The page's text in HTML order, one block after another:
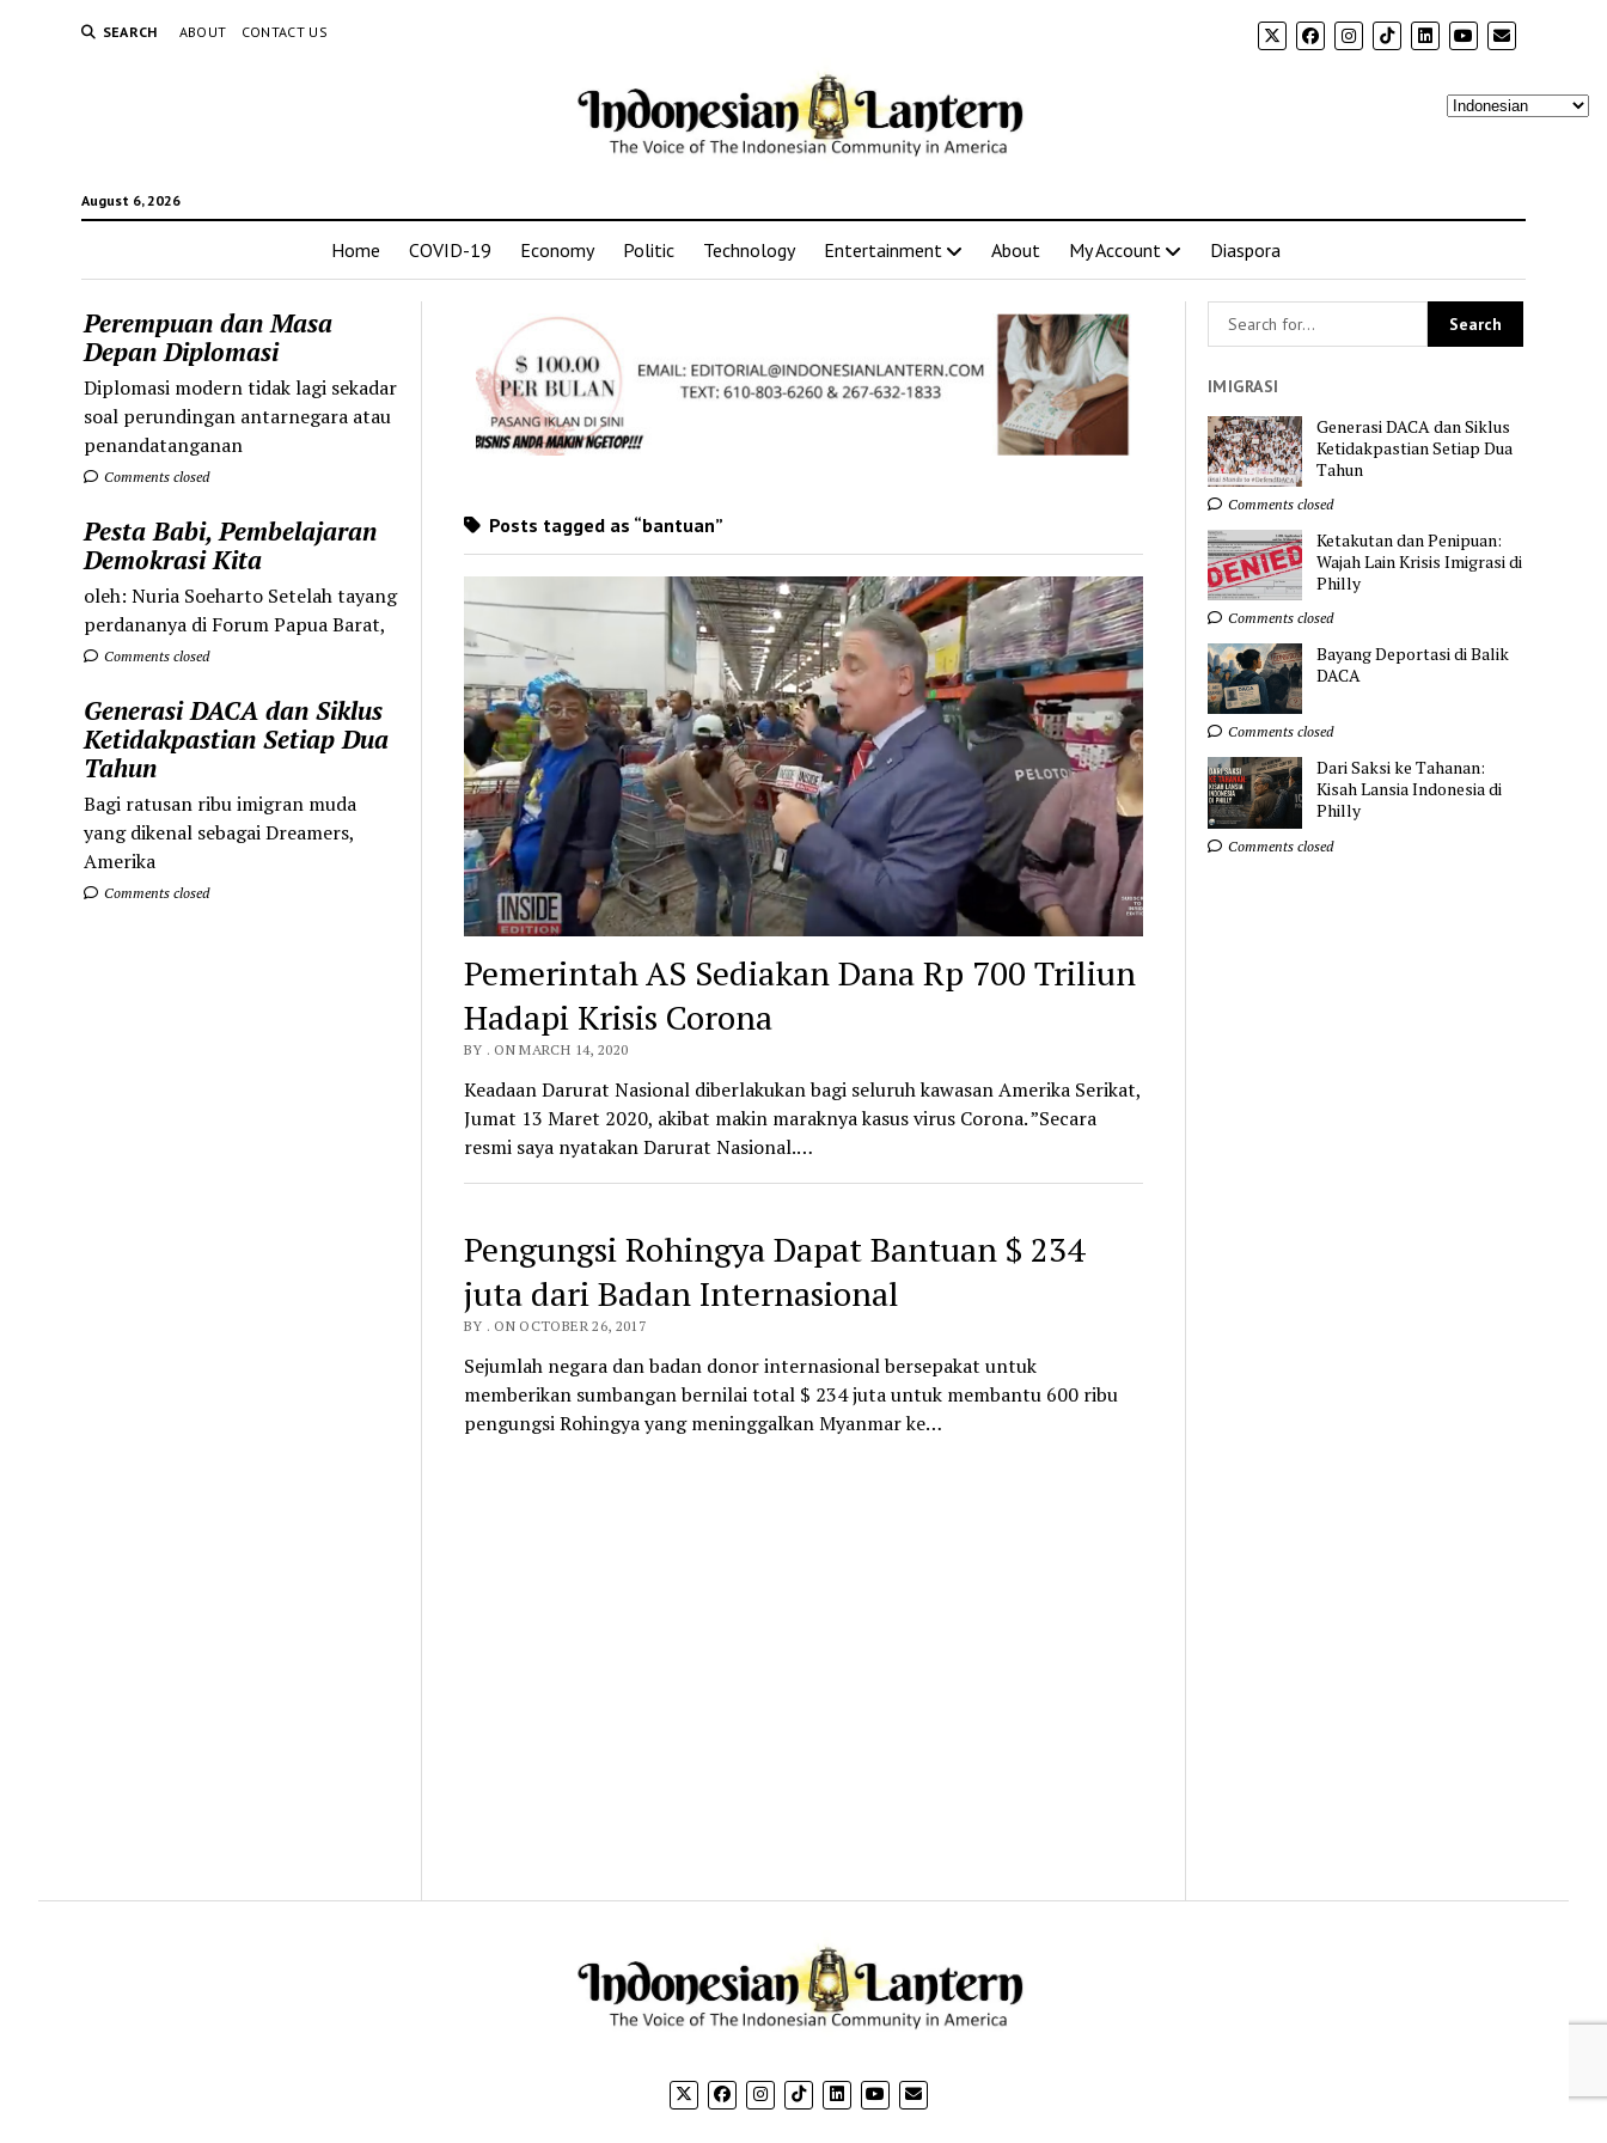
SEARCH ABOUT CONTACT US
August 6, 2026
Home COVID-19 Economy Politic Technology Entertainment About My Account Diaspora
Perempuan dan Masa
Depan Diplomasi
Diplomasi modern tidak lagi sekadar
soal perundingan antarnegara atau
penandatanganan
Comments closed
Pesta Babi, Pembelajaran
Demokrasi Kita
oleh: Nuria Soeharto Setelah tayang
perdananya di Forum Papua Barat,
Comments closed
Generasi DACA dan Siklus
Ketidakpastian Setiap Dua
Tahun
Bagi ratusan ribu imigran muda
yang dikenal sebagai Dreamers,
Amerika
Comments closed
Posts tagged as “bantuan”
Pemerintah AS Sediakan Dana Rp 700 Triliun
Hadapi Krisis Corona
BY . ON MARCH 14, 2020
Keadaan Darurat Nasional diberlakukan bagi seluruh kawasan Amerika Serikat,
Jumat 13 Maret 2020, akibat makin maraknya kasus virus Corona. ”Secara
resmi saya nyatakan Darurat Nasional.…
Pengungsi Rohingya Dapat Bantuan $ 234
juta dari Badan Internasional
BY . ON OCTOBER 26, 2017
Sejumlah negara dan badan donor internasional bersepakat untuk
memberikan sumbangan bernilai total $ 234 juta untuk membantu 600 ribu
pengungsi Rohingya yang meninggalkan Myanmar ke…
IMIGRASI
Generasi DACA dan Siklus
Ketidakpastian Setiap Dua
Tahun
Comments closed
Ketakutan dan Penipuan:
Wajah Lain Krisis Imigrasi di
Philly
Comments closed
Bayang Deportasi di Balik
DACA
Comments closed
Dari Saksi ke Tahanan:
Kisah Lansia Indonesia di
Philly
Comments closed